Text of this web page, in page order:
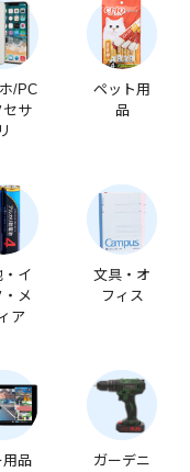
/PC
セサ
リ
ペット用
品
・イ
・メ
ア
文具・オ
フィス
用品
ガーデニ